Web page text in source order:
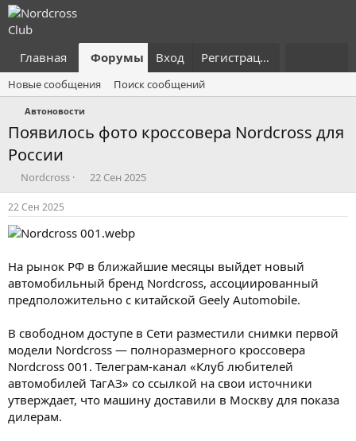
Главная Форумы Что нового?
Вход Регистрация
Новые сообщения Поиск сообщений
Автоновости
Появилось фото кроссовера Nordcross для
России
А
в
т
о
р
е
м
ы
Nordcross
Д
а
а
н
ч
л
а
22 Сен 2025
22 Сен 2025
На рынок РФ в ближайшие месяцы выйдет новый
автомобильный бренд Nordcross, ассоциированный
предположительно с китайской Geely Automobile.
В свободном доступе в Сети разместили снимки первой
модели Nordcross — полноразмерного кроссовера
Nordcross 001. Телеграм-канал «Клуб любителей
автомобилей ТагАЗ» со ссылкой на свои источники
утверждает, что машину доставили в Москву для показа
дилерам.